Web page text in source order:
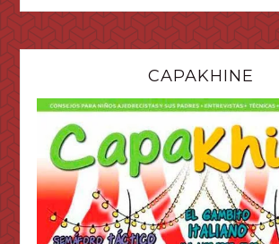
CAPAKHINE